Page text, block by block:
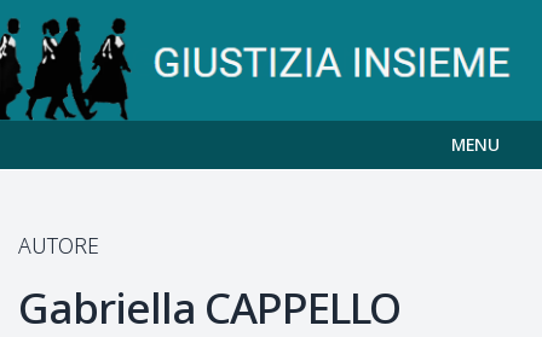
MENU
AUTORE
Gabriella CAPPELLO